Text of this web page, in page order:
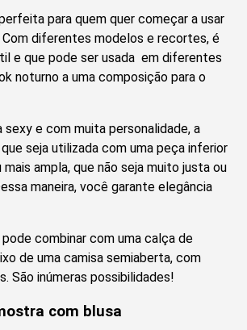
para quem quer começar a usar
diferentes modelos e recortes, é
e que pode ser usada em diferentes
noturno a uma composição para o
sexy e com muita personalidade, a
seja utilizada com uma peça inferior
ampla, que não seja muito justa ou
maneira, você garante elegância
combinar com uma calça de
de uma camisa semiaberta, com
São inúmeras possibilidades!
com blusa